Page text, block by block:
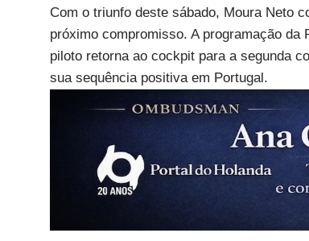
Com o triunfo deste sábado, Moura Neto
próximo compromisso. A programação da
piloto retorna ao cockpit para a segunda
sua sequência positiva em Portugal.